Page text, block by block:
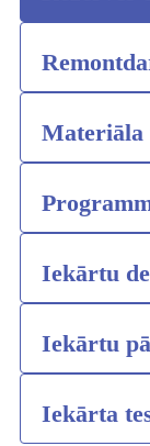
Materiāla
Iekārtu
Iekārtu
Iekārta